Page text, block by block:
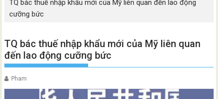
TQ bác thuế nhập khẩu mới của Mỹ liên quan đến lao động
cưỡng bức
TQ bác thuế nhập khẩu mới của Mỹ liên quan
đến lao động cưỡng bức
Pham